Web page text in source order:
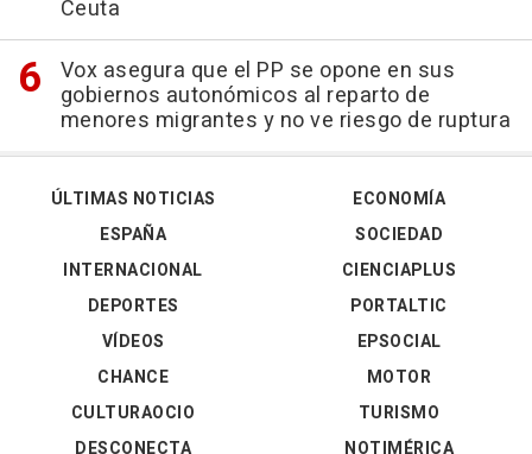
Ceuta
Vox asegura que el PP se opone en sus
gobiernos autonómicos al reparto de
menores migrantes y no ve riesgo de ruptura
ÚLTIMAS NOTICIAS
ESPAÑA
INTERNACIONAL
DEPORTES
VÍDEOS
ECONOMÍA
SOCIEDAD
CIENCIAPLUS
PORTALTIC
EPSOCIAL
CHANCE
CULTURAOCIO
MOTOR
TURISMO